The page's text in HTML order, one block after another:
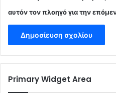
αυτόν τον πλοηγό για την
Primary Widget Area